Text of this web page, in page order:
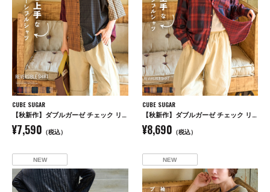
CUBE SUGAR
【秋新作】ダブルガーゼ チェック リバーシブル 5分袖 ドルマンシャツ
¥7,590 （税込）
CUBE SUGAR
【秋新作】ダブルガーゼ チェック リバーシブル レギュラーシャツ
¥8,690 （税込）
NEW NEW